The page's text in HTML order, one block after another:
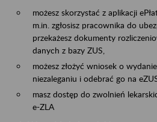
możesz skorzystać z aplikacji
m.in. zgłosisz pracownika do
przekażesz dokumenty
danych z bazy ZUS,
możesz złożyć wniosek o
niezaleganiu i odebrać go na
masz dostęp do zwolnień
e-ZLA